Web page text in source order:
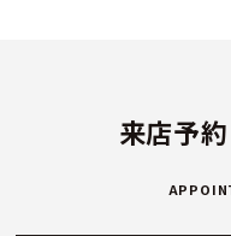
来店予